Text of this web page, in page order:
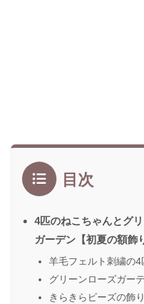
目次
4匹のねこちゃんとグ
ガーデン【初夏の額飾
羊毛フェルト刺繍の4
グリーンローズガー
きらきらビーズの飾